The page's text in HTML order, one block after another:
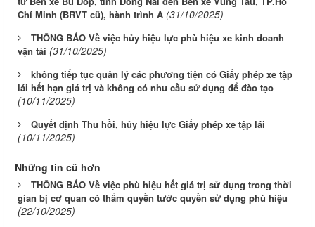
Chí Minh (BRVT cũ), hành trình A (31/10/2025)
THÔNG BÁO Về việc hủy hiệu lực phù hiệu xe kinh doanh
vận tải (31/10/2025)
không tiếp tục quản lý các phương tiện có Giấy phép xe tập
lái hết hạn giá trị và không có nhu cầu sử dụng để đào tạo
(10/11/2025)
Quyết định Thu hồi, hủy hiệu lực Giấy phép xe tập lái
(10/11/2025)
Những tin cũ hơn
THÔNG BÁO Về việc phù hiệu hết giá trị sử dụng trong thời
gian bị cơ quan có thẩm quyền tước quyền sử dụng phù hiệu
(22/10/2025)